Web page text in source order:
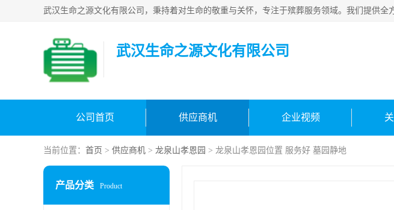
武汉生命之源文化有限公司
公司首页 供应商机 企业视频
当前位置： 首页 > 供应商机 > 龙泉山孝恩园 > 龙泉山孝恩园位置 服务好 墓园静地
产品分类 Product